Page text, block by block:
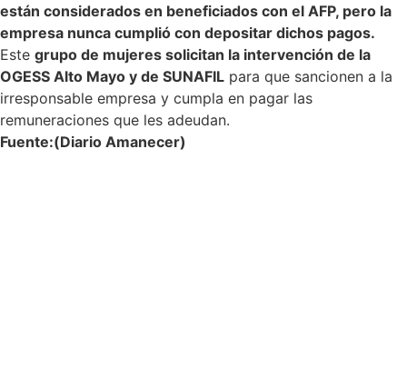
están considerados en beneficiados con el AFP, pero la
empresa nunca cumplió con depositar dichos pagos.
Este grupo de mujeres solicitan la intervención de la
OGESS Alto Mayo y de SUNAFIL para que sancionen a la
irresponsable empresa y cumpla en pagar las
remuneraciones que les adeudan.
Fuente:(Diario Amanecer)